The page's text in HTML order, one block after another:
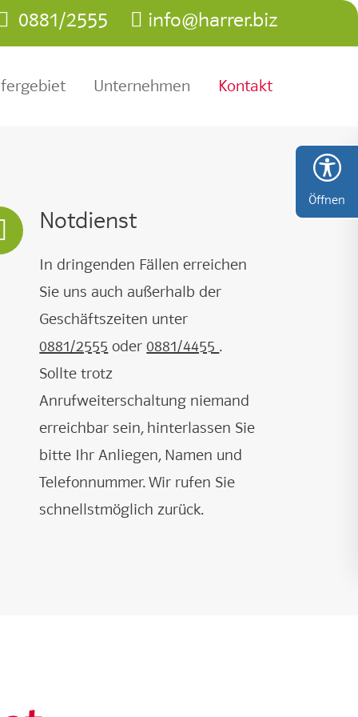
0881/2555 info@harrer.biz
Unternehmen Kontakt
Notdienst
In dringenden Fällen erreichen
Sie uns auch außerhalb der
Geschäftszeiten unter
0881/2555 oder0881/4455 .
Sollte trotz
Anrufweiterschaltung niemand
erreichbar sein, hinterlassen Sie
bitte Ihr Anliegen, Namen und
Telefonnummer. Wir rufen Sie
schnellstmöglich zurück.
Öffnen